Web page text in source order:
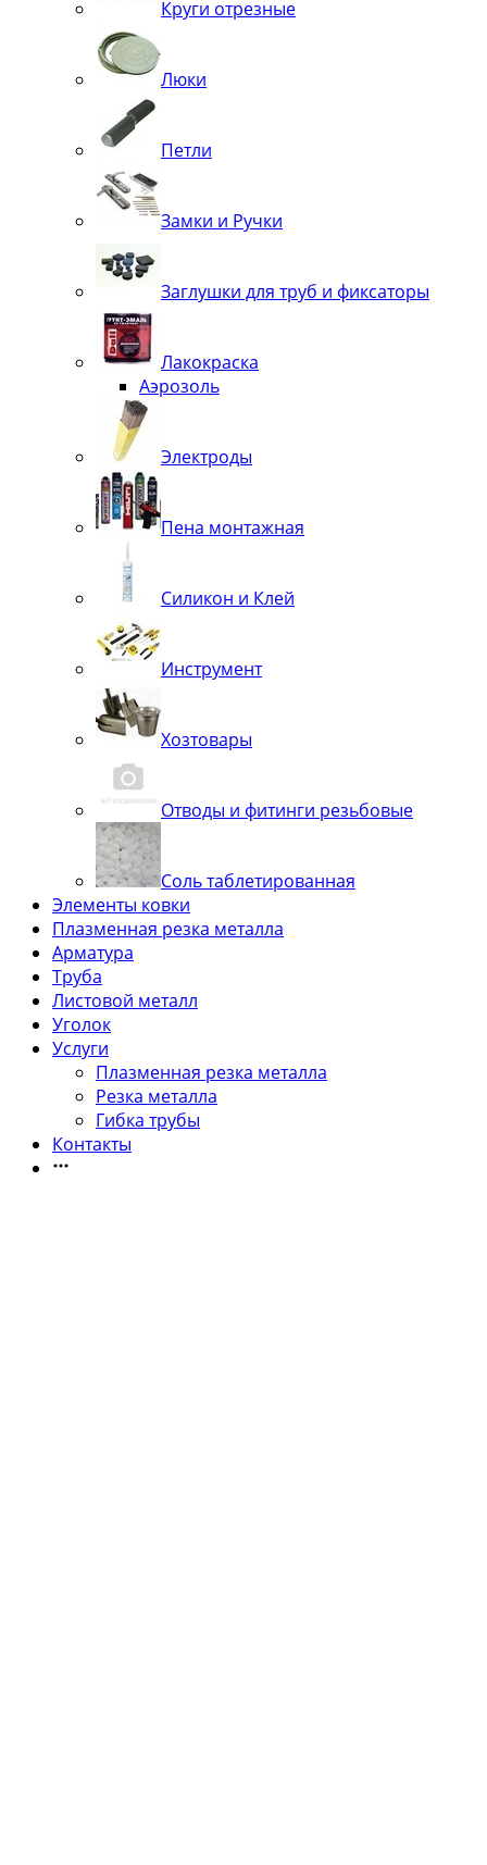
Круги отрезные
Люки
Петли
Замки и Ручки
Заглушки для труб и фиксаторы
Лакокраска
Аэрозоль
Электроды
Пена монтажная
Силикон и Клей
Инструмент
Хозтовары
Отводы и фитинги резьбовые
Соль таблетированная
Элементы ковки
Плазменная резка металла
Арматура
Труба
Листовой металл
Уголок
Услуги
Плазменная резка металла
Резка металла
Гибка трубы
Контакты